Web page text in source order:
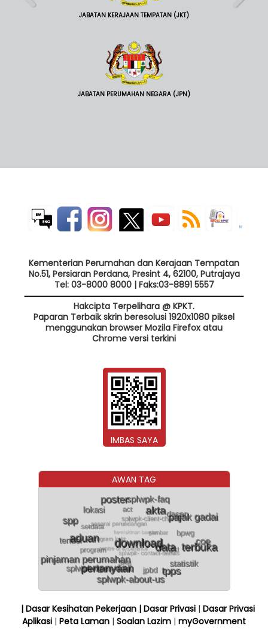
JABATAN KERAJAAN TEMPATAN (JKT)
JABATAN PERUMAHAN NEGARA (JPN)
Kementerian Perumahan dan Kerajaan Tempatan
No.51, Persiaran Perdana, Presint 4, 62100, Putrajaya
Tel: 03-8000 8000 | Faks:03-8891 5557
Hakcipta Terpelihara @ KPKT.
Paparan Terbaik skrin beresolusi 1920x1080 piksel
menggunakan browser Mozila Firefox atau
Chrome versi terkini
IMBAS SAYA
AWAN TAG
| Dasar Kesihatan Pekerjaan | Dasar Privasi| Dasar Privasi
Aplikasi | Peta Laman | Soalan Lazim | myGovernment